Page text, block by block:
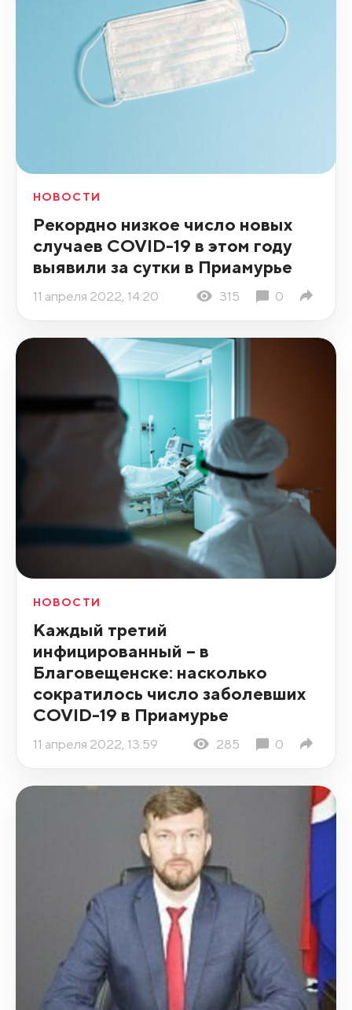
НОВОСТИ
Рекордно низкое число новых
случаев COVID-19 в этом году
выявили за сутки в Приамурье
11 апреля 2022, 14:20 315 0
НОВОСТИ
Каждый третий
инфицированный – в
Благовещенске: насколько
сократилось число заболевших
COVID-19 в Приамурье
11 апреля 2022, 13:59 285 0